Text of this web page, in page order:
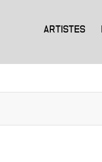
ARTISTES